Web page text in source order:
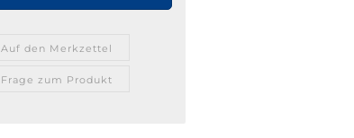
Auf den Merkzettel
Frage zum Produkt